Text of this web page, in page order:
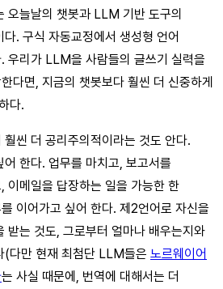
오늘날의 챗봇과 LLM 기반 도구의
. 구식 자동교정에서 생성형 언어
우리가 LLM을 사람들의 글쓰기 실력을
다면, 지금의 챗봇보다 훨씬 더 신중하게
다.
씬 더 공리주의적이라는 것도 안다.
한다. 업무를 마치고, 보고서를
이메일을 답장하는 일을 가능한 한
이어가고 싶어 한다. 제2언어로 자신을
받는 것도, 그로부터 얼마나 배우는지와
(다만 현재 최첨단 LLM들은 노르웨이어
는 사실 때문에, 번역에 대해서는 더